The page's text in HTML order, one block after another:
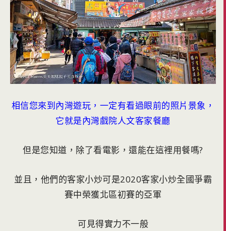
相信您來到內灣遊玩，一定有看過眼前的照片景象，
它就是內灣戲院人文客家餐廳
但是您知道，除了看電影，還能在這裡用餐嗎?
並且，他們的客家小炒可是2020客家小炒全國爭霸
賽中榮獲北區初賽的亞軍
可見得實力不一般